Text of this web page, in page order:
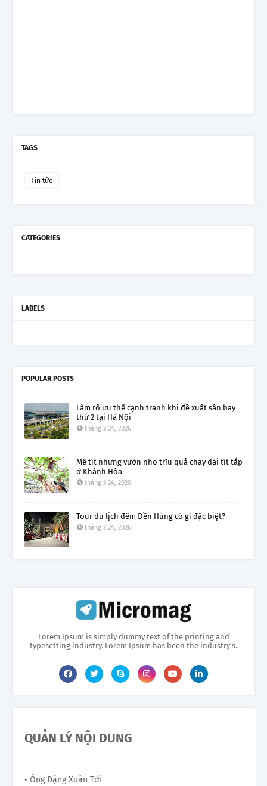
TAGS
Tin tức
CATEGORIES
LABELS
POPULAR POSTS
Làm rõ ưu thế cạnh tranh khi đề xuất sân bay
thứ 2 tại Hà Nội
tháng 3 24, 2026
Mê tít những vườn nho trĩu quả chạy dài tít tắp
ở Khánh Hòa
tháng 3 24, 2026
Tour du lịch đêm Đền Hùng có gì đặc biệt?
tháng 3 24, 2026
Lorem Ipsum is simply dummy text of the printing and
typesetting industry. Lorem Ipsum has been the industry's.
QUẢN LÝ NỘI DUNG
• Ông Đặng Xuân Tới